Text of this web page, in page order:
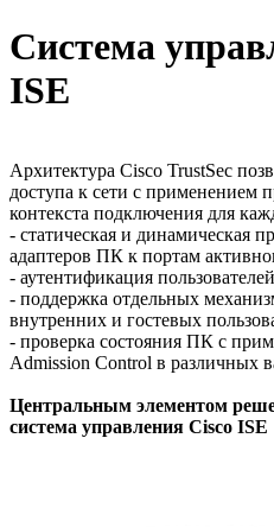
Система
ISE
Архитектура Cisco TrustSec
доступа к сети с применением
контекста подключения для
- статическая и динамическая
адаптеров ПК к портам
- аутентификация
- поддержка отдельных
внутренних и гостевых
- проверка состояния ПК с
Admission Control в различных
Центральным элементом
система управления Cisco ISE